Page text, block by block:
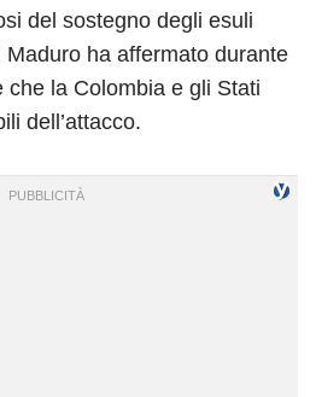
del sostegno degli esuli
Maduro ha affermato durante
che la Colombia e gli Stati
dell’attacco.